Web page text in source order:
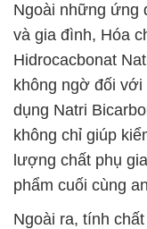
Ngoài những ứng
và gia đình, Hóa
Hidrocacbonat
không ngờ đối
dụng Natri
không chỉ giúp
lượng chất phụ
phẩm cuối cùng
Ngoài ra, tính